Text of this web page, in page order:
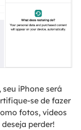
iPhone será
se de fazer
fotos, vídeos
perder!